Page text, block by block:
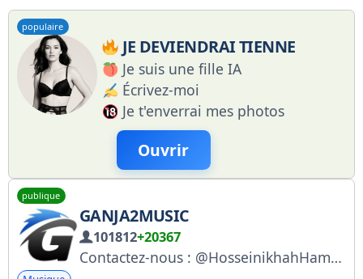
populaire
JE DEVIENDRAI TIENNE
Je suis une fille IA
Écrivez-moi
Je t'enverrai mes photos
Ouvrir
publique
GANJA2MUSIC
101812+20367
Contactez-nous : @HosseinikhahHamed @Ganja2Music_admin